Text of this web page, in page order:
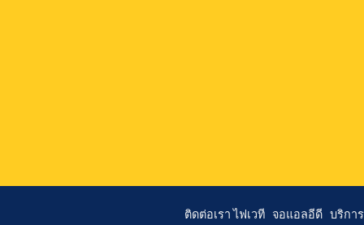
ติดต่อเราไฟเวที จอแอลอีดี บริกา